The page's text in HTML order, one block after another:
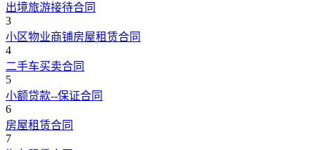
出境旅游接待合同
3
小区物业商铺房屋租赁合同
4
二手车买卖合同
5
小额贷款--保证合同
6
房屋租赁合同
7